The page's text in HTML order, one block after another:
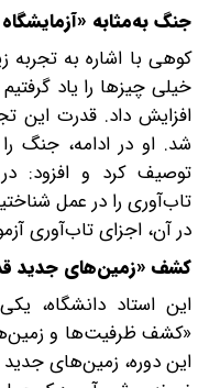
جنگ به‌مثابه
خیلی چیزها را یاد
افزایش داد. قدرت این
شد. او در ادامه، جنگ
توصیف کرد و افزود:
تاب‌آوری را در عمل
در آن، اجزای تاب‌آوری
‌کشف «زمین‌های جدید
این استاد دانشگاه،
«کشف ظرفیت‌ها و
این دوره، زمین‌های